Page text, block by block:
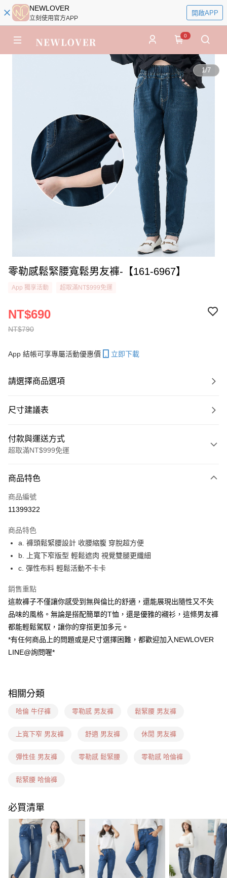
NEWLOVER
立刻使用官方APP
開啟APP
0
1/7
零勒感鬆緊腰寬鬆男友褲-【161-6967】
App 獨享活動 超取滿NT$999免運
NT$790
NT$690
App 結帳可享專屬活動優惠價 立即下載
請選擇商品選項
尺寸建議表
付款與運送方式
超取滿NT$999免運
信用卡一次付款
超商取貨付款
ATM付款
貨到付款
運送方式
貨到付款
每筆NT$60，滿NT$999(含以上)免運費
全家(信用卡、多元支付)
7-11(信用卡、多元支付)
每筆NT$60，滿NT$1,599(含以上)免運費
7-11隔日到貨(信用卡、多元支付)
新竹物流(信用卡、多元支付)
每筆NT$100，滿NT$1,899(含以上)免運費
每筆NT$100，滿NT$1,899(含以上)免運費
商品特色
商品編號
11399322
商品特色
a. 褲頭鬆緊腰設計 收腰縮腹 穿脫超方便
b. 上寬下窄版型 輕鬆遮肉 視覺雙腿更纖細
c. 彈性布料 輕鬆活動不卡卡
銷售重點
這款褲子不僅讓你感受到無與倫比的舒適，還能展現出隨性又不失
品味的風格。無論是搭配簡單的T恤，還是優雅的襯衫，這條男友褲
都能輕鬆駕馭，讓你的穿搭更加多元。
*有任何商品上的問題或是尺寸選擇困難，都歡迎加入NEWLOVER
LINE@詢問喔*
相關分類
哈倫 牛仔褲 零勒感 男友褲 鬆緊腰 男友褲
上寬下窄 男友褲 舒適 男友褲 休閒 男友褲
彈性佳 男友褲 零勒感 鬆緊腰 零勒感 哈倫褲
鬆緊腰 哈倫褲
必買清單